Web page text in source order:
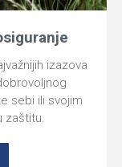
izazova
sebi ili svojim